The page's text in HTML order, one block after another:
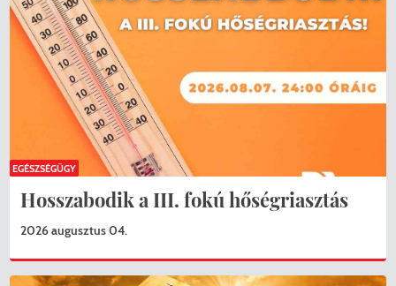
Hosszabodik a III. fokú hőségriasztás
2026 augusztus 04.
EGÉSZSÉGÜGY